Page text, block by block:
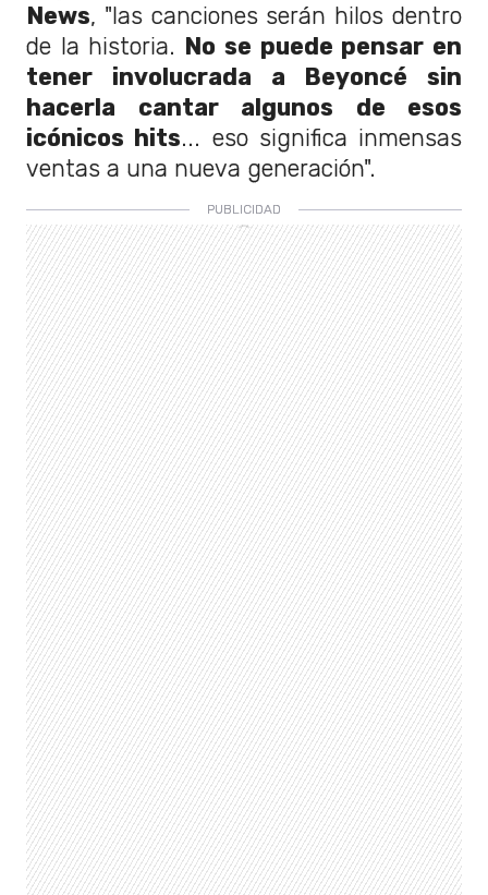
News, "las canciones serán hilos dentro
de la historia. No se puede pensar en
tener involucrada a Beyoncé sin
hacerla cantar algunos de esos
icónicos hits... eso significa inmensas
ventas a una nueva generación".